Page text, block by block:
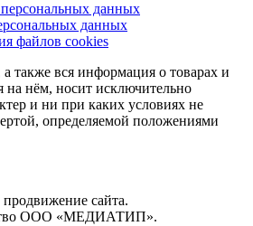
данных
данных
файлов cookies
также вся информация о товарах и
на нём, носит исключительно
и ни при каких условиях не
определяемой положениями
продвижение сайта.
ООО «МЕДИАТИП».